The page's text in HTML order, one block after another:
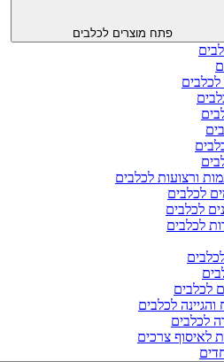
פתח מוצרים לכלבים
לכלבים
ורצועות לכלבים
לכלבים
לכלבים
לכלבים
לכלבים
והגיינה לכלבים
לכלבים
לאיסוף צרכים